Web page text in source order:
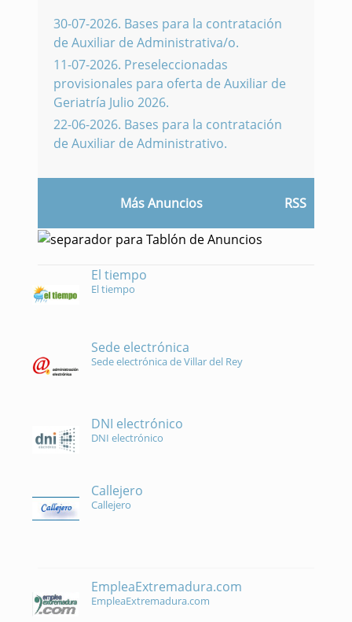
30-07-2026. Bases para la contratación
de Auxiliar de Administrativa/o.
11-07-2026. Preseleccionadas
provisionales para oferta de Auxiliar de
Geriatría Julio 2026.
22-06-2026. Bases para la contratación
de Auxiliar de Administrativo.
Más Anuncios RSS
El tiempo
El tiempo
Sede electrónica
Sede electrónica de Villar del Rey
DNI electrónico
DNI electrónico
Callejero
Callejero
EmpleaExtremadura.com
EmpleaExtremadura.com